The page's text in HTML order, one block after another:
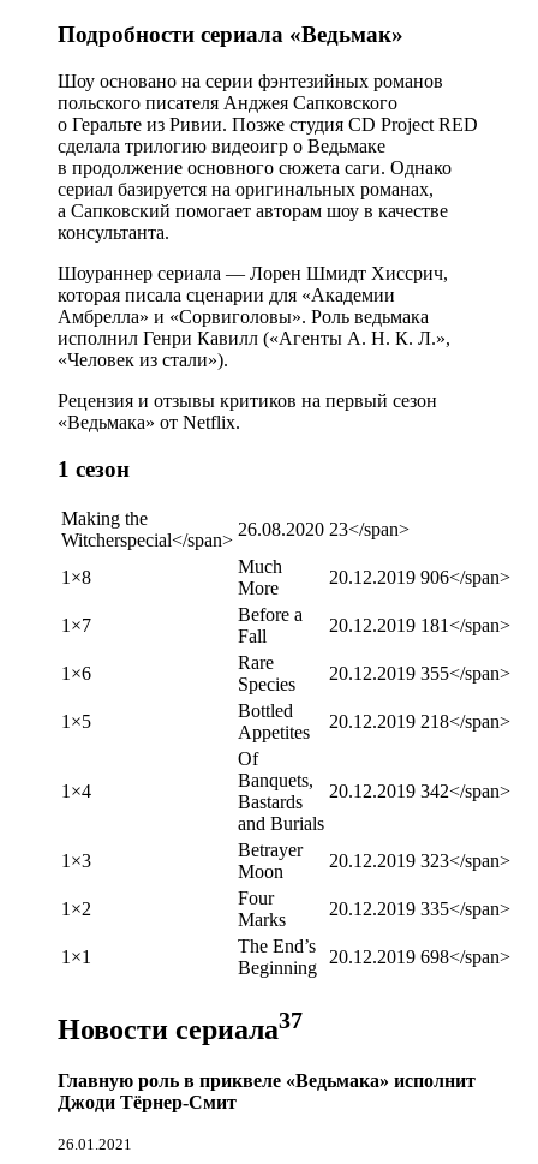
Подробности сериала «Ведьмак»
Шоу основано на серии фэнтезийных романов
польского писателя Анджея Сапковского
о Геральте из Ривии. Позже студия CD Project RED
сделала трилогию видеоигр о Ведьмаке
в продолжение основного сюжета саги. Однако
сериал базируется на оригинальных романах,
а Сапковский помогает авторам шоу в качестве
консультанта.
Шоураннер сериала — Лорен Шмидт Хиссрич,
которая писала сценарии для «Академии
Амбрелла» и «Сорвиголовы». Роль ведьмака
исполнил Генри Кавилл («Агенты А. Н. К. Л.»,
«Человек из стали»).
Рецензия и отзывы критиков на первый сезон
«Ведьмака» от Netfliх.
1 сезон
Making the
Witcherspecial</span>
26.08.2020 23</span>
1×8
Much
More
20.12.2019 906</span>
1×7
Before a
Fall
20.12.2019 181</span>
1×6
Rare
Species
20.12.2019 355</span>
1×5
Bottled
Appetites
20.12.2019 218</span>
1×4
Of
Banquets,
Bastards
and Burials
20.12.2019 342</span>
1×3
Betrayer
Moon
20.12.2019 323</span>
1×2
Four
Marks
20.12.2019 335</span>
1×1
The End’s
Beginning
20.12.2019 698</span>
Новости сериала37
Главную роль в приквеле «Ведьмака» исполнит
Джоди Тёрнер-Смит
26.01.2021